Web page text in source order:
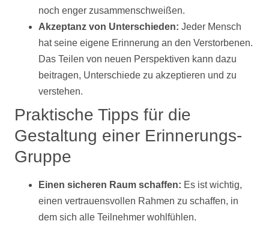
noch enger zusammenschweißen.
Akzeptanz von Unterschieden: Jeder Mensch
hat seine eigene Erinnerung an den Verstorbenen.
Das Teilen von neuen Perspektiven kann dazu
beitragen, Unterschiede zu akzeptieren und zu
verstehen.
Praktische Tipps für die
Gestaltung einer Erinnerungs-
Gruppe
Einen sicheren Raum schaffen: Es ist wichtig,
einen vertrauensvollen Rahmen zu schaffen, in
dem sich alle Teilnehmer wohlfühlen.